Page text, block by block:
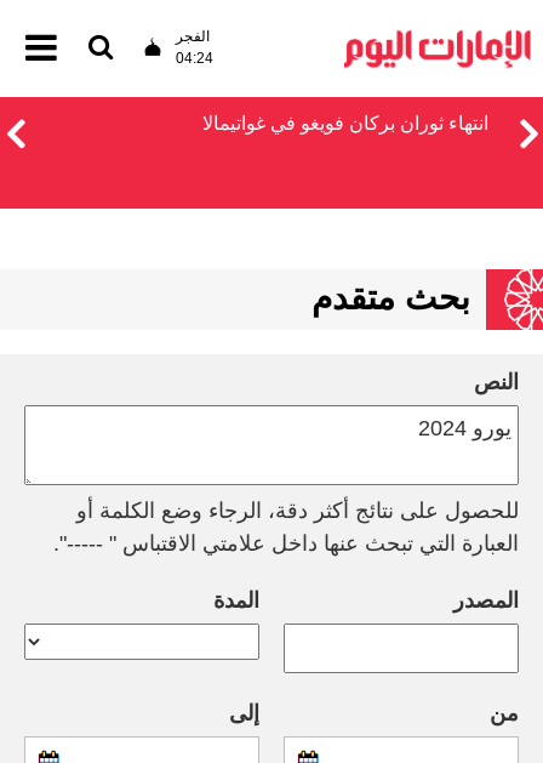
الفجر
04:24
انتهاء ثوران بركان فويغو في غواتيمالا
بحث متقدم
النص
للحصول على نتائج أكثر دقة، الرجاء وضع الكلمة أو
العبارة التي تبحث عنها داخل علامتي الاقتباس " -----".
المصدر المدة
من إلى